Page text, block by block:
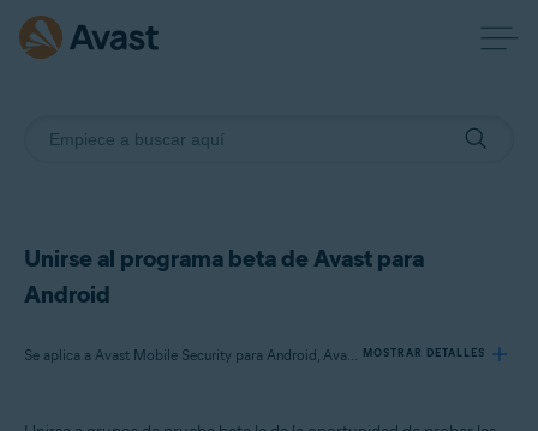
Unirse al programa beta de Avast para
Android
Se aplica a Avast Mobile Security para Android, Avast SecureLine VPN para Android, Avast Cleanup para Android, Avast Passwords para Android MOSTRAR DETALLES